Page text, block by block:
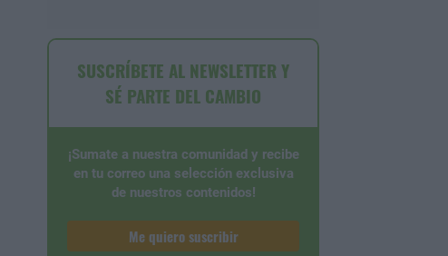
SUSCRÍBETE AL NEWSLETTER Y
SÉ PARTE DEL CAMBIO
¡Sumate a nuestra comunidad y recibe
en tu correo una selección exclusiva
de nuestros contenidos!
Me quiero suscribir